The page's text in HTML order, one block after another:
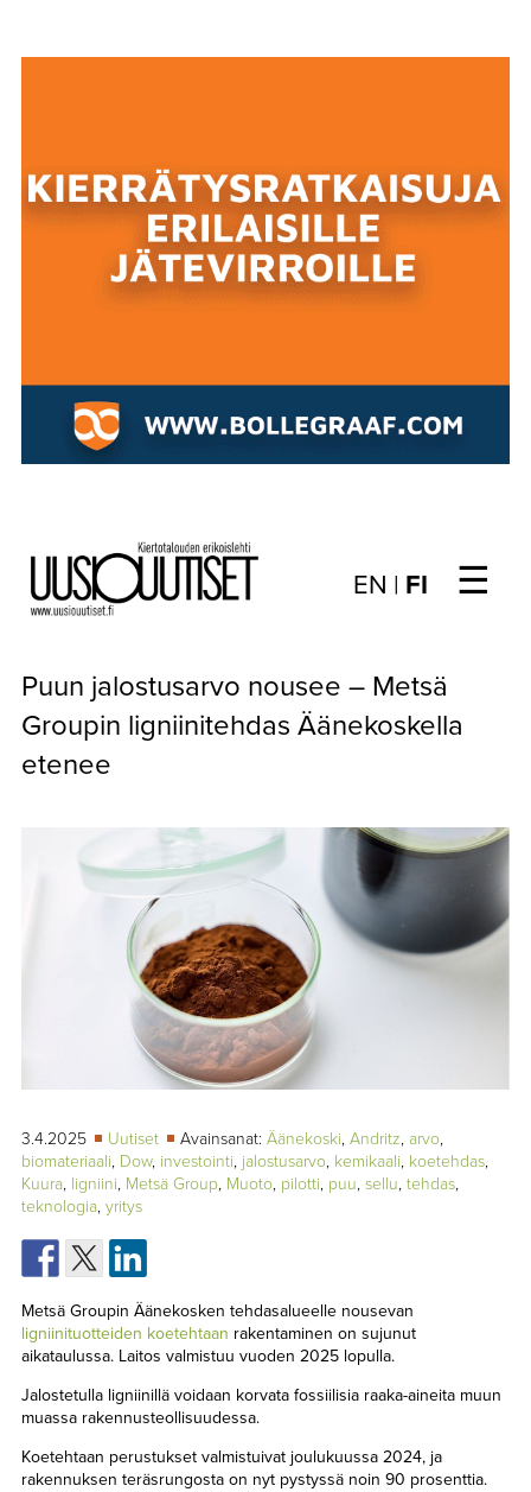
Choose
kieli:
EN | FI ☰
ARTIKKELIT
KIRJAUTUMINEN
TILAUSASIAT
MEDIATIEDOT
YHTEYSTIEDOT
Puun jalostusarvo nousee – Metsä
Groupin ligniinitehdas Äänekoskella
etenee
3.4.2025 Uutiset Avainsanat: Äänekoski, Andritz, arvo,
biomateriaali, Dow, investointi, jalostusarvo, kemikaali, koetehdas,
Kuura, ligniini, Metsä Group, Muoto, pilotti, puu, sellu, tehdas,
teknologia, yritys
Metsä Groupin Äänekosken tehdasalueelle nousevan
ligniinituotteiden koetehtaan rakentaminen on sujunut
aikataulussa. Laitos valmistuu vuoden 2025 lopulla.
Jalostetulla ligniinillä voidaan korvata fossiilisia raaka-aineita muun
muassa rakennusteollisuudessa.
Koetehtaan perustukset valmistuivat joulukuussa 2024, ja
rakennuksen teräsrungosta on nyt pystyssä noin 90 prosenttia.